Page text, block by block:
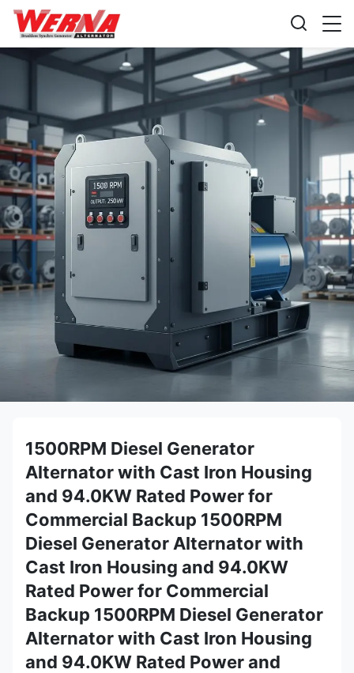
1500RPM Diesel Generator
Alternator with Cast Iron Housing
and 94.0KW Rated Power for
Commercial Backup 1500RPM
Diesel Generator Alternator with
Cast Iron Housing and 94.0KW
Rated Power for Commercial
Backup 1500RPM Diesel Generator
Alternator with Cast Iron Housing
and 94.0KW Rated Power and